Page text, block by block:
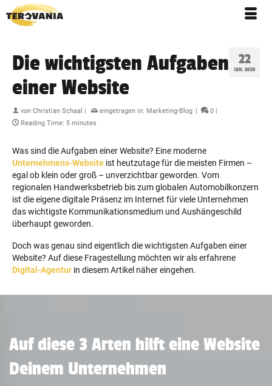
22
JAN. 2023
Die wichtigsten Aufgaben
einer Website
von Christian Schaal | eingetragen in: Marketing-Blog | 0 |
Reading Time: 5 minutes
Was sind die Aufgaben einer Website? Eine moderne
Unternehmens-Website ist heutzutage für die meisten Firmen –
egal ob klein oder groß – unverzichtbar geworden. Vom
regionalen Handwerksbetrieb bis zum globalen Automobilkonzern
ist die eigene digitale Präsenz im Internet für viele Unternehmen
das wichtigste Kommunikationsmedium und Aushängeschild
überhaupt geworden.
Doch was genau sind eigentlich die wichtigsten Aufgaben einer
Website? Auf diese Fragestellung möchten wir als erfahrene
Digital-Agentur in diesem Artikel näher eingehen.
Auf diese 3 Arten hilft eine Website
Deinem Unternehmen